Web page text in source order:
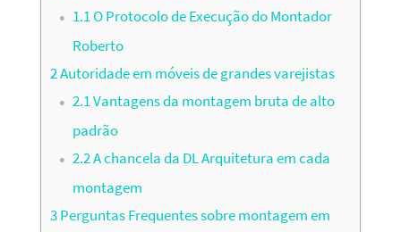
1.1O Protocolo de Execução do Montador
Roberto
2Autoridade em móveis de grandes varejistas
2.1Vantagens da montagem bruta de alto
padrão
2.2A chancela da DL Arquitetura em cada
montagem
3Perguntas Frequentes sobre montagem em